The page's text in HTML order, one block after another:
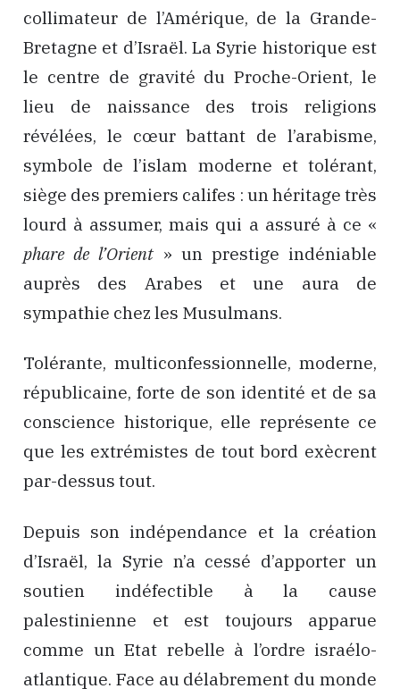
collimateur de l’Amérique, de la Grande-
Bretagne et d’Israël. La Syrie historique est
le centre de gravité du Proche-Orient, le
lieu de naissance des trois religions
révélées, le cœur battant de l’arabisme,
symbole de l’islam moderne et tolérant,
siège des premiers califes : un héritage très
lourd à assumer, mais qui a assuré à ce «
phare de l’Orient » un prestige indéniable
auprès des Arabes et une aura de
sympathie chez les Musulmans.
Tolérante, multiconfessionnelle, moderne,
républicaine, forte de son identité et de sa
conscience historique, elle représente ce
que les extrémistes de tout bord exècrent
par-dessus tout.
Depuis son indépendance et la création
d’Israël, la Syrie n’a cessé d’apporter un
soutien indéfectible à la cause
palestinienne et est toujours apparue
comme un Etat rebelle à l’ordre israélo-
atlantique. Face au délabrement du monde